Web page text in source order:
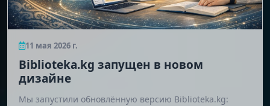
11 мая 2026 г.
Biblioteka.kg запущен в новом
дизайне
Мы запустили обновлённую версию Biblioteka.kg: